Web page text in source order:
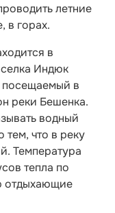
летние
в горах.
в
Индюк
посещаемый в
реки Бешенка.
водный
тем, что в реку
Температура
тепла по
отдыхающие